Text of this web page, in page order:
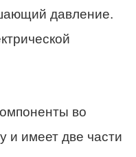
давление.
во
и имеет две части